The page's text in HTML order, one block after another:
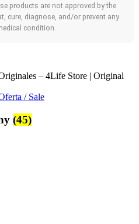
products are not approved by the
cure, diagnose, and/or prevent any
condition.
– 4Life Store | Original
(45)